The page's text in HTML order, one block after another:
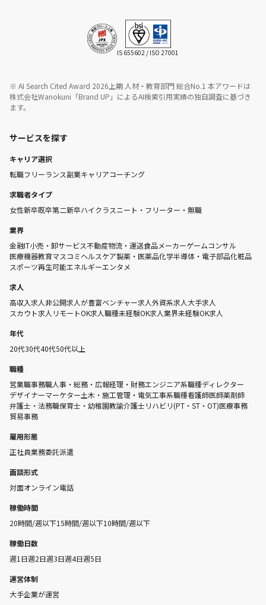
IS 655602 / ISO 27001
※ AI Search Cited Award 2026上期 人材・教育部門 総合No.1 本アワードは
株式会社Wanokuni「Brand UP」によるAI検索引用実績の独自調査に基づき
ます。
サービスを探す
キャリア選択
転職フリーランス副業キャリアコーチング
求職者タイプ
女性新卒既卒第二新卒ハイクラスニート・フリーター・無職
業界
金融IT小売・卸サービス不動産物流・運送食品メーカーゲームコンサル
医療機器教育マスコミヘルスケア製薬・医薬品化学半導体・電子部品化粧品
スポーツ再生可能エネルギーエンタメ
求人
高収入求人非公開求人が豊富ベンチャー求人外資系求人大手求人
スカウト求人 リモートOK求人職種未経験OK求人業界未経験OK求人
年代
20代30代40代50代以上
職種
営業職事務職人事・総務・広報経理・財務エンジニア系職種ディレクター
デザイナーマーケター土木・施工管理・電気工事系職種看護師医師薬剤師
弁護士・法務職保育士・幼稚園教諭介護士 リハビリ(PT・ST・OT)医療事務
貿易事務
雇用形態
正社員業務委託派遣
面談形式
対面オンライン電話
稼働時間
20時間/週以下15時間/週以下10時間/週以下
稼働日数
週1日週2日週3日週4日週5日
運営体制
大手企業が運営